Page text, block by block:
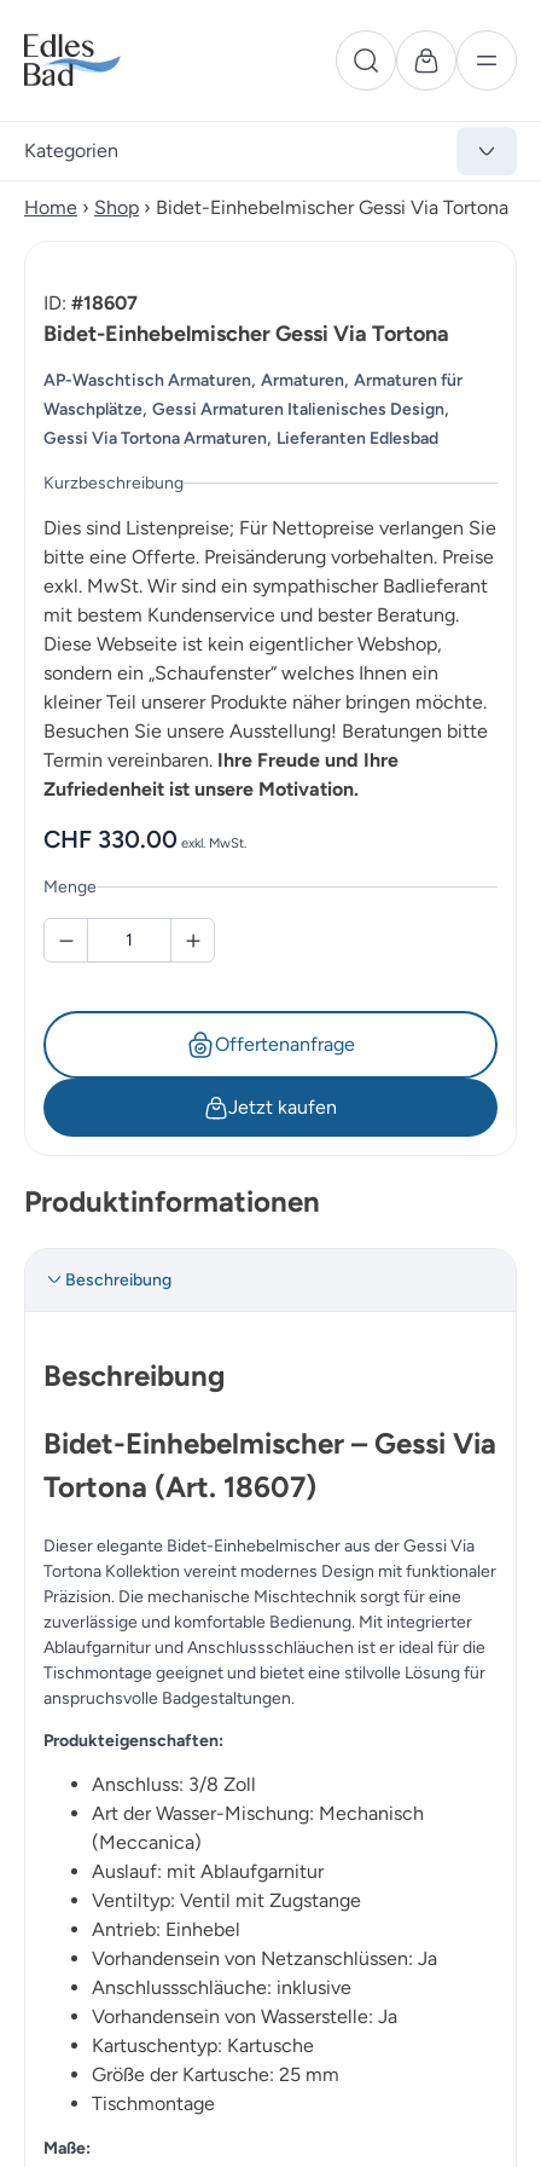
Kategorien
Home › Shop › Bidet-Einhebelmischer Gessi Via Tortona
ID: #18607
Bidet-Einhebelmischer Gessi Via Tortona
AP-Waschtisch Armaturen, Armaturen, Armaturen für
Waschplätze, Gessi Armaturen Italienisches Design,
Gessi Via Tortona Armaturen, Lieferanten Edlesbad
Kurzbeschreibung
Dies sind Listenpreise; Für Nettopreise verlangen Sie
bitte eine Offerte. Preisänderung vorbehalten. Preise
exkl. MwSt. Wir sind ein sympathischer Badlieferant
mit bestem Kundenservice und bester Beratung.
Diese Webseite ist kein eigentlicher Webshop,
sondern ein „Schaufenster“ welches Ihnen ein
kleiner Teil unserer Produkte näher bringen möchte.
Besuchen Sie unsere Ausstellung! Beratungen bitte
Termin vereinbaren. Ihre Freude und Ihre
Zufriedenheit ist unsere Motivation.
CHF 330.00 exkl. MwSt.
Menge
Offertenanfrage
Jetzt kaufen
Produktinformationen
Beschreibung
Beschreibung
Bidet-Einhebelmischer – Gessi Via
Tortona (Art. 18607)
Dieser elegante Bidet-Einhebelmischer aus der Gessi Via
Tortona Kollektion vereint modernes Design mit funktionaler
Präzision. Die mechanische Mischtechnik sorgt für eine
zuverlässige und komfortable Bedienung. Mit integrierter
Ablaufgarnitur und Anschlussschläuchen ist er ideal für die
Tischmontage geeignet und bietet eine stilvolle Lösung für
anspruchsvolle Badgestaltungen.
Produkteigenschaften:
Anschluss: 3/8 Zoll
Art der Wasser-Mischung: Mechanisch
(Meccanica)
Auslauf: mit Ablaufgarnitur
Ventiltyp: Ventil mit Zugstange
Antrieb: Einhebel
Vorhandensein von Netzanschlüssen: Ja
Anschlussschläuche: inklusive
Vorhandensein von Wasserstelle: Ja
Kartuschentyp: Kartusche
Größe der Kartusche: 25 mm
Tischmontage
Maße: